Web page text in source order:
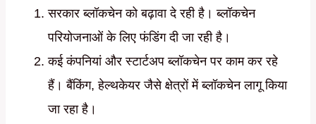
सरकार ब्लॉकचेन को बढ़ावा दे रही है। ब्लॉकचेन
परियोजनाओं के लिए फंडिंग दी जा रही है।
कई कंपनियां और स्टार्टअप ब्लॉकचेन पर काम कर रहे
हैं। बैंकिंग, हेल्थकेयर जैसे क्षेत्रों में ब्लॉकचेन लागू किया
जा रहा है।